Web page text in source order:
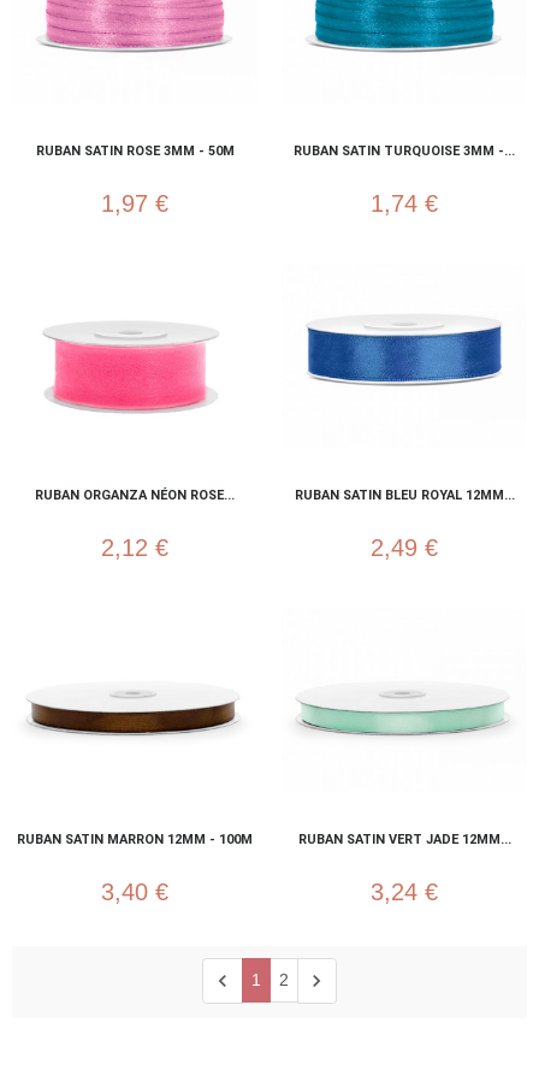
RUBAN SATIN ROSE 3MM - 50M
1,97 €
RUBAN SATIN TURQUOISE 3MM -...
1,74 €
RUBAN ORGANZA NÉON ROSE...
2,12 €
RUBAN SATIN BLEU ROYAL 12MM...
2,49 €
RUBAN SATIN MARRON 12MM - 100M
3,40 €
RUBAN SATIN VERT JADE 12MM...
3,24 €
chevron_left 1 2 chevron_right